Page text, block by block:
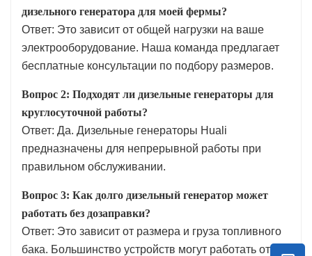
дизельного генератора для моей фермы?
Ответ: Это зависит от общей нагрузки на ваше
электрооборудование. Наша команда предлагает
бесплатные консультации по подбору размеров.
Вопрос 2: Подходят ли дизельные генераторы для
круглосуточной работы?
Ответ: Да. Дизельные генераторы Huali
предназначены для непрерывной работы при
правильном обслуживании.
Вопрос 3: Как долго дизельный генератор может
работать без дозаправки?
Ответ: Это зависит от размера и груза топливного
бака. Большинство устройств могут работать от 8